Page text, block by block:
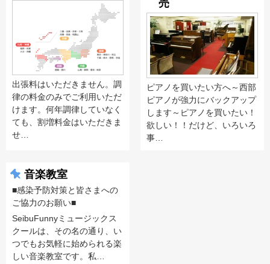
出張料はいただきません。調
律の料金のみでご利用いただ
けます。何年調律していなく
ても、割増料金はいただきま
せ…
売
ピアノを買いたい方へ～西部
ピアノが強力にバックアップ
します～ピアノを買いたい！
欲しい！！だけど、いろいろ
事…
音楽教室
■感染予防対策と皆さまへの
ご協力のお願い■
SeibuFunnyミュージックス
クールは、その名の通り、い
つでもお気軽に始められる楽
しい音楽教室です。私…